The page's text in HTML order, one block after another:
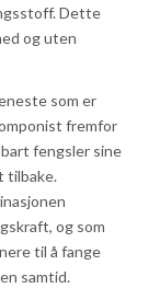
Dette
og uten
som er
fremfor
fengsler sine
tilbake.
og som
til å fange
samtid.